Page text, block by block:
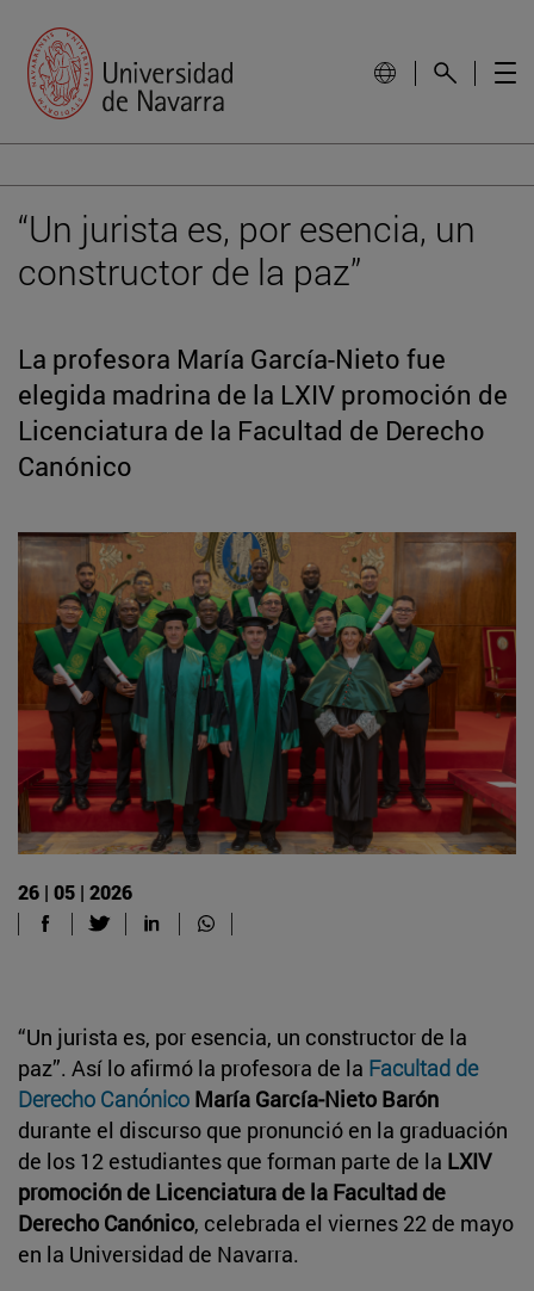
“Un jurista es, por esencia, un
constructor de la paz”
La profesora María García-Nieto fue
elegida madrina de la LXIV promoción de
Licenciatura de la Facultad de Derecho
Canónico
26 | 05 | 2026
“Un jurista es, por esencia, un constructor de la
paz”. Así lo afirmó la profesora de la Facultad de
Derecho Canónico María García-Nieto Barón
durante el discurso que pronunció en la graduación
de los 12 estudiantes que forman parte de la LXIV
promoción de Licenciatura de la Facultad de
Derecho Canónico, celebrada el viernes 22 de mayo
en la Universidad de Navarra.